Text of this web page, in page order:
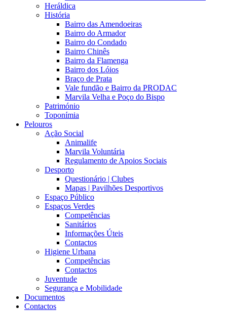
Heráldica
História
Bairro das Amendoeiras
Bairro do Armador
Bairro do Condado
Bairro Chinês
Bairro da Flamenga
Bairro dos Lóios
Braço de Prata
Vale fundão e Bairro da PRODAC
Marvila Velha e Poço do Bispo
Património
Toponímia
Pelouros
Ação Social
Animalife
Marvila Voluntária
Regulamento de Apoios Sociais
Desporto
Questionário | Clubes
Mapas | Pavilhões Desportivos
Espaço Público
Espaços Verdes
Competências
Sanitários
Informações Úteis
Contactos
Higiene Urbana
Competências
Contactos
Juventude
Segurança e Mobilidade
Documentos
Contactos